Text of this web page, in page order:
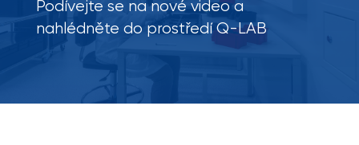
Podívejte se na nové video a
nahlédněte do prostředí Q-LAB